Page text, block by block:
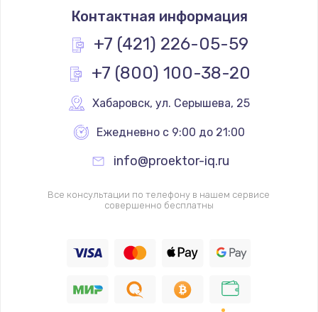
Контактная информация
+7 (421) 226-05-59
+7 (800) 100-38-20
Хабаровск, ул. Серышева, 25
Ежедневно с 9:00 до 21:00
info@proektor-iq.ru
Все консультации по телефону в нашем сервисе
совершенно бесплатны